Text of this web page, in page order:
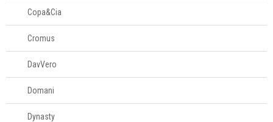
Copa&Cia
Cromus
DavVero
Domani
Dynasty